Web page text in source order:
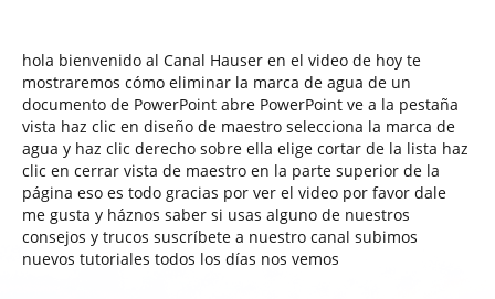
hola bienvenido al Canal Hauser en el video de hoy te
mostraremos cómo eliminar la marca de agua de un
documento de PowerPoint abre PowerPoint ve a la pestaña
vista haz clic en diseño de maestro selecciona la marca de
agua y haz clic derecho sobre ella elige cortar de la lista haz
clic en cerrar vista de maestro en la parte superior de la
página eso es todo gracias por ver el video por favor dale
me gusta y háznos saber si usas alguno de nuestros
consejos y trucos suscríbete a nuestro canal subimos
nuevos tutoriales todos los días nos vemos